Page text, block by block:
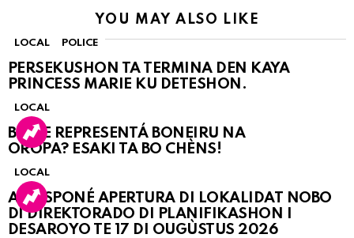
YOU MAY ALSO LIKE
LOCAL POLICE
PERSEKUSHON TA TERMINA DEN KAYA
PRINCESS MARIE KU DETESHON.
LOCAL
BO KE REPRESENTÁ BONEIRU NA
OROPA? ESAKI TA BO CHÈNS!
LOCAL
A POSPONÉ APERTURA DI LOKALIDAT NOBO
DI DIREKTORADO DI PLANIFIKASHON I
DESAROYO TE 17 DI OUGÙSTUS 2026